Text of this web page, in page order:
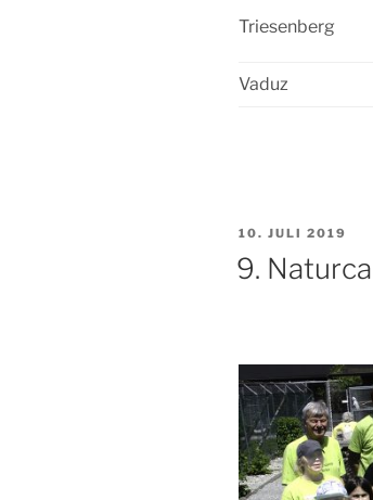
Triesenberg
Vaduz
VERÖFFENTLICHT
AM
10. JULI 2019
9.